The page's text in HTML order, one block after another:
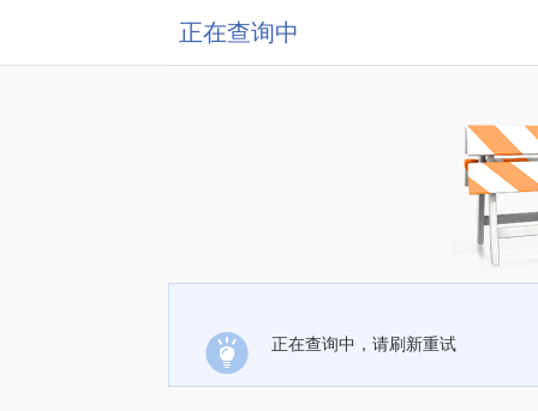
正在查询中
正在查询中，请刷新重试